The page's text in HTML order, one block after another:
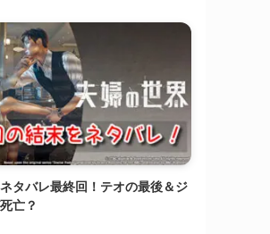
タバレ最終回！テオの最後＆ジ
亡？